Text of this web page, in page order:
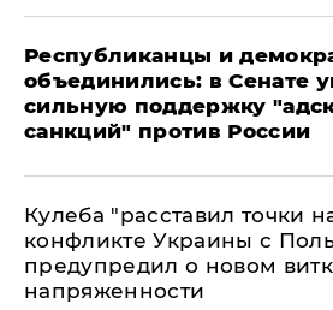
Республиканцы и
объединились: в Сенате
сильную поддержку
санкций" против России
Кулеба "расставил точки
конфликте Украины с
предупредил о новом
напряженности